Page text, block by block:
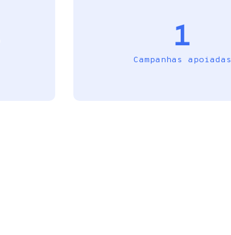
1
Campanhas apoiadas